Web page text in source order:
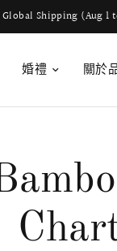
我
婚禮 關於